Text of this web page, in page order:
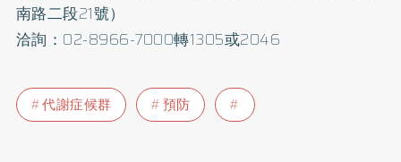
南路二段21號）
洽詢：02-8966-7000轉1305或2046
代謝症候群 預防